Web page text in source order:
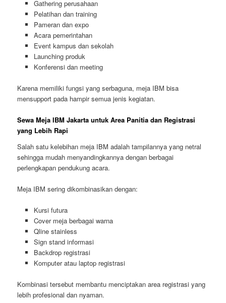
Gathering perusahaan
Pelatihan dan training
Pameran dan expo
Acara pemerintahan
Event kampus dan sekolah
Launching produk
Konferensi dan meeting
Karena memiliki fungsi yang serbaguna, meja IBM bisa
mensupport pada hampir semua jenis kegiatan.
Sewa Meja IBM Jakarta untuk Area Panitia dan Registrasi
yang Lebih Rapi
Salah satu kelebihan meja IBM adalah tampilannya yang netral
sehingga mudah menyandingkannya dengan berbagai
perlengkapan pendukung acara.
Meja IBM sering dikombinasikan dengan:
Kursi futura
Cover meja berbagai warna
Qline stainless
Sign stand informasi
Backdrop registrasi
Komputer atau laptop registrasi
Kombinasi tersebut membantu menciptakan area registrasi yang
lebih profesional dan nyaman.